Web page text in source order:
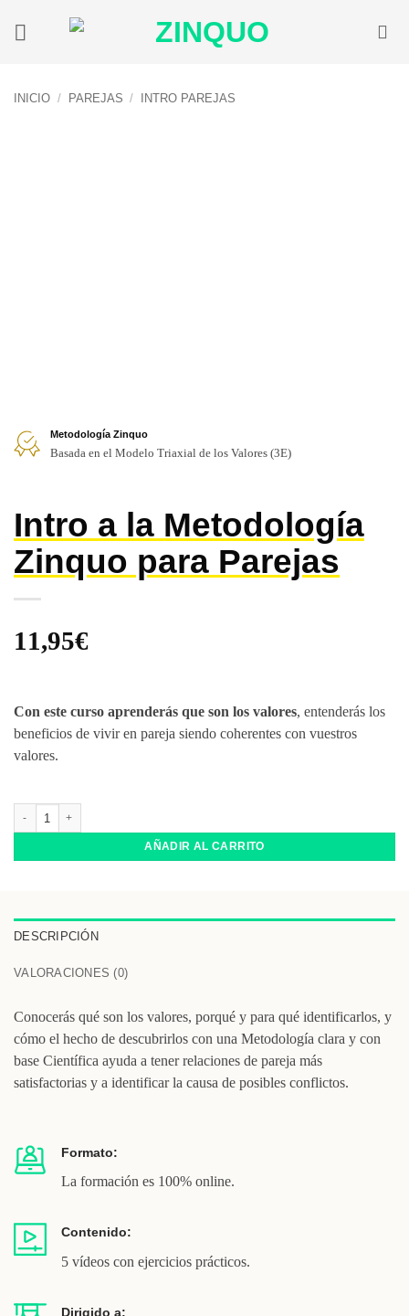
INICIO / PAREJAS / INTRO PAREJAS
Metodología Zinquo
Basada en el Modelo Triaxial de los Valores (3E)
Intro a la Metodología
Zinquo para Parejas
11,95€
Con este curso aprenderás que son los valores, entenderás los
beneficios de vivir en pareja siendo coherentes con vuestros
valores.
AÑADIR AL CARRITO
DESCRIPCIÓN
VALORACIONES (0)
Conocerás qué son los valores, porqué y para qué identificarlos, y
cómo el hecho de descubrirlos con una Metodología clara y con
base Científica ayuda a tener relaciones de pareja más
satisfactorias y a identificar la causa de posibles conflictos.
Formato:
La formación es 100% online.
Contenido:
5 vídeos con ejercicios prácticos.
Dirigido a: